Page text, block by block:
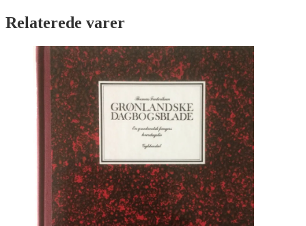
Relaterede varer